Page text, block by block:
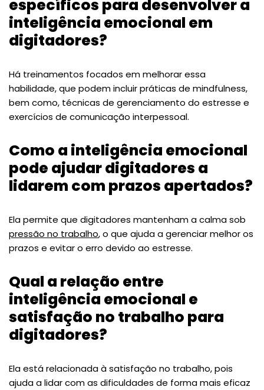
específicos para desenvolver a
inteligência emocional em
digitadores?
Há treinamentos focados em melhorar essa
habilidade, que podem incluir práticas de mindfulness,
bem como, técnicas de gerenciamento do estresse e
exercícios de comunicação interpessoal.
Como a inteligência emocional
pode ajudar digitadores a
lidarem com prazos apertados?
Ela permite que digitadores mantenham a calma sob
pressão no trabalho, o que ajuda a gerenciar melhor os
prazos e evitar o erro devido ao estresse.
Qual a relação entre
inteligência emocional e
satisfação no trabalho para
digitadores?
Ela está relacionada à satisfação no trabalho, pois
ajuda a lidar com as dificuldades de forma mais eficaz